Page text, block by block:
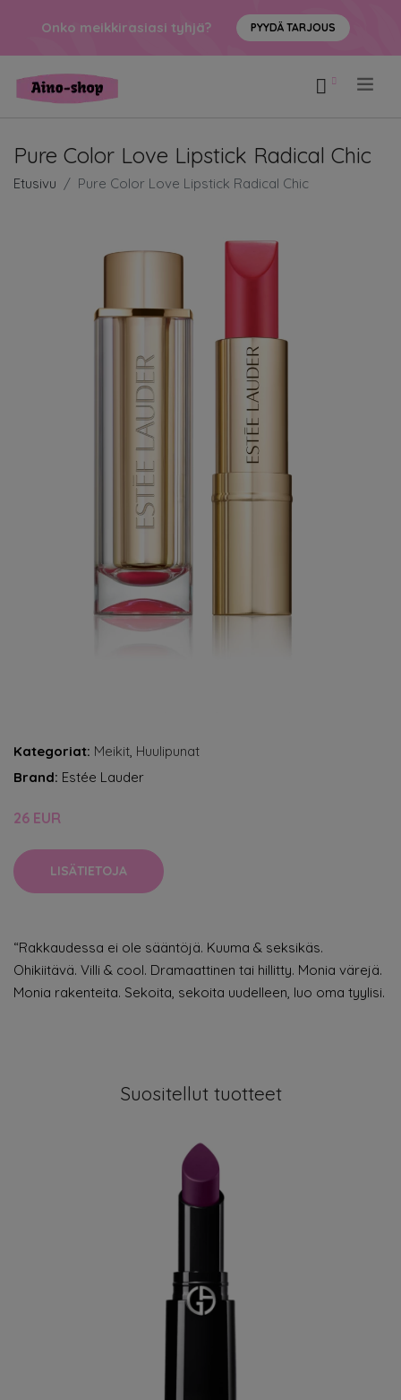
Onko meikkirasiasi tyhjä? PYYDÄ TARJOUS
Pure Color Love Lipstick Radical Chic
Etusivu Pure Color Love Lipstick Radical Chic
Kategoriat: Meikit, Huulipunat
Brand: Estée Lauder
26 EUR
LISÄTIETOJA
“Rakkaudessa ei ole sääntöjä. Kuuma & seksikäs.
Ohikiitävä. Villi & cool. Dramaattinen tai hillitty. Monia värejä.
Monia rakenteita. Sekoita, sekoita uudelleen, luo oma tyylisi.
Suositellut tuotteet